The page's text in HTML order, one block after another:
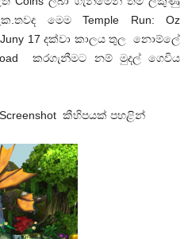
මෙම Temple Run: Oz
Juny 17 දක්වා කාලය තුල නොම්ලේ
කරගැනීමට නම් මුදල් ගෙවිය
Screenshot කීහිපයක් පහළින්